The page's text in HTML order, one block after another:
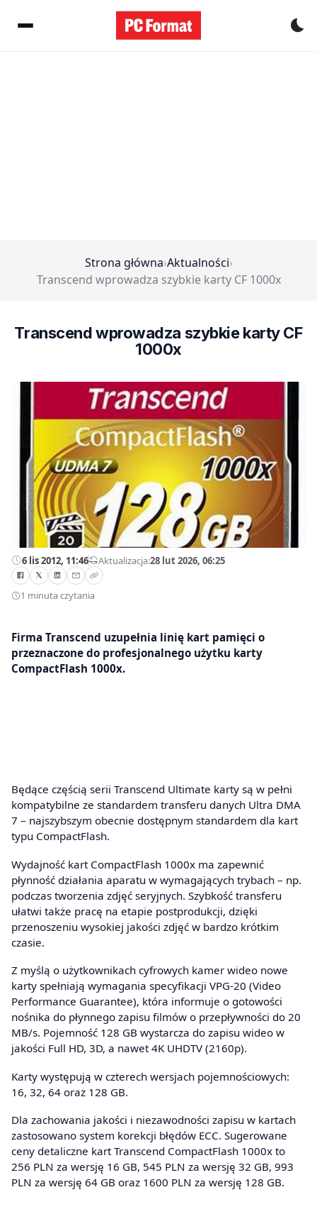
Strona główna›Aktualności›
Transcend wprowadza szybkie karty CF 1000x
Transcend wprowadza szybkie karty CF
1000x
6 lis 2012, 11:46—Aktualizacja:28 lut 2026, 06:25
1 minuta czytania
Firma Transcend uzupełnia linię kart pamięci o
przeznaczone do profesjonalnego użytku karty
CompactFlash 1000x.
Będące częścią serii Transcend Ultimate karty są w pełni
kompatybilne ze standardem transferu danych Ultra DMA
7 – najszybszym obecnie dostępnym standardem dla kart
typu CompactFlash.
Wydajność kart CompactFlash 1000x ma zapewnić
płynność działania aparatu w wymagających trybach – np.
podczas tworzenia zdjęć seryjnych. Szybkość transferu
ułatwi także pracę na etapie postprodukcji, dzięki
przenoszeniu wysokiej jakości zdjęć w bardzo krótkim
czasie.
Z myślą o użytkownikach cyfrowych kamer wideo nowe
karty spełniają wymagania specyfikacji VPG-20 (Video
Performance Guarantee), która informuje o gotowości
nośnika do płynnego zapisu filmów o przepływności do 20
MB/s. Pojemność 128 GB wystarcza do zapisu wideo w
jakości Full HD, 3D, a nawet 4K UHDTV (2160p).
Karty występują w czterech wersjach pojemnościowych:
16, 32, 64 oraz 128 GB.
Dla zachowania jakości i niezawodności zapisu w kartach
zastosowano system korekcji błędów ECC. Sugerowane
ceny detaliczne kart Transcend CompactFlash 1000x to
256 PLN za wersję 16 GB, 545 PLN za wersję 32 GB, 993
PLN za wersję 64 GB oraz 1600 PLN za wersję 128 GB.